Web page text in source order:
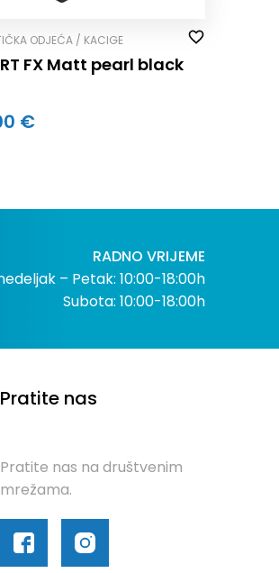
ODJEĆA / KACIGE
FX Matt pearl black
€
RADNO VRIJEME
– Petak: 10:00-18:00h
Subota: 10:00-18:00h
Pratite nas
Pratite nas na društvenim
mrežama.